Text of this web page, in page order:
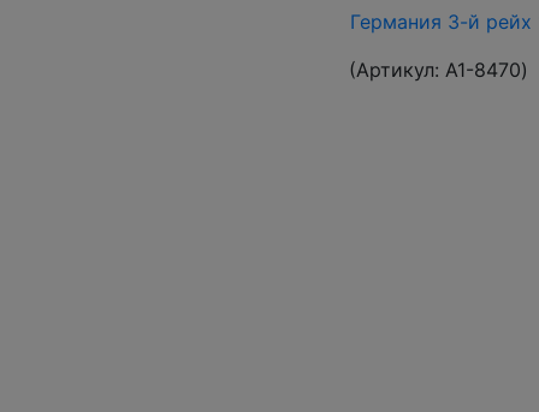
Германия 3-й рейх
(Артикул: A1-8470)